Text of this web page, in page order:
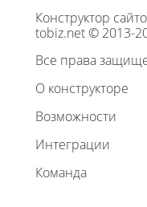
Конструктор
tobiz.net © 2013-
Все права
О конструкторе
Возможности
Интеграции
Команда